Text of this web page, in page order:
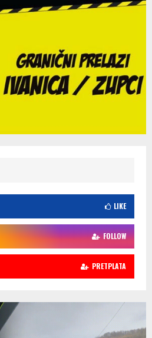
LIKE
FOLLOW
PRETPLATA